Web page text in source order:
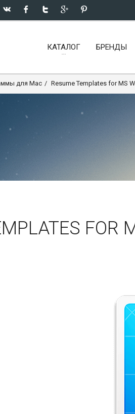
КАТАЛОГ БРЕНДЫ
для Mac Resume Templates for MS
FOR